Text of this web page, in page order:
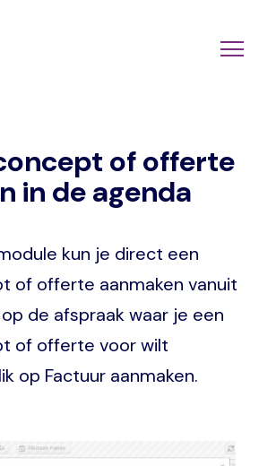
of offerte
in de agenda
kun je direct een
of offerte aanmaken vanuit
de afspraak waar je een
of offerte voor wilt
op Factuur aanmaken.